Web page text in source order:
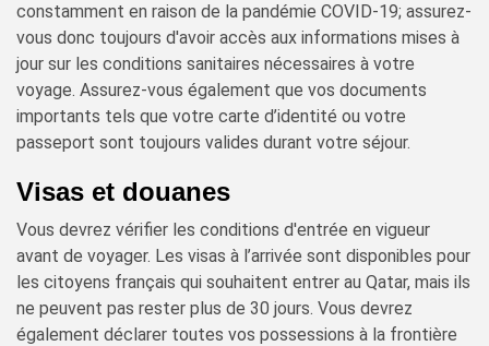
constamment en raison de la pandémie COVID-19; assurez-
vous donc toujours d'avoir accès aux informations mises à
jour sur les conditions sanitaires nécessaires à votre
voyage. Assurez-vous également que vos documents
importants tels que votre carte d’identité ou votre
passeport sont toujours valides durant votre séjour.
Visas et douanes
Vous devrez vérifier les conditions d'entrée en vigueur
avant de voyager. Les visas à l’arrivée sont disponibles pour
les citoyens français qui souhaitent entrer au Qatar, mais ils
ne peuvent pas rester plus de 30 jours. Vous devrez
également déclarer toutes vos possessions à la frontière